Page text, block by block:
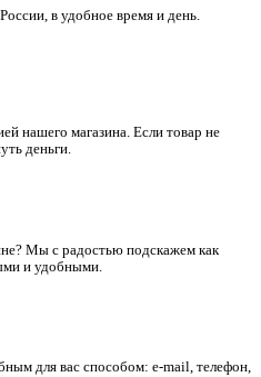
в удобное время и день.
нашего магазина. Если товар не
деньги.
Мы с радостью подскажем как
и удобными.
для вас способом: e-mail, телефон,